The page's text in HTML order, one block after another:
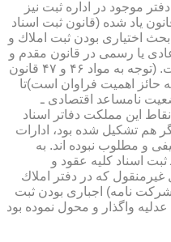
موجود در اداره ثبت نیز
یاد شده (قانون ثبت اسناد
داشت، بحث اختیاری بودن ثبت املاك و
یا رسمی در قانون مقدم و
اجباری شدن آن در قانون موخر است. (توجه به مواد ۴۶ و ۴۷ قانون
۱۳۱۰ در این زمینه حائز اهمیت فراوان است)تا
نامساعد اقتصادی ـ
این مملكت دفاتر اسناد
هم تشكیل شده بود، ادارات
و مطلوب نبوده اند. به
جهت قانونگذار در دو مورد (۱ـ ثبت اسناد كلیه عقود و
غیرمنقول كه در دفتر املاك
و شركت نامه) اجباری بودن ثبت
عدلیه واگذار و محول نموده بود